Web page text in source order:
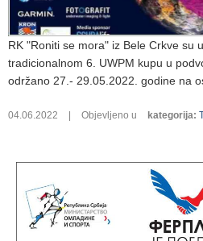
RK "Roniti se mora" iz Bele Crkve su
tradicionalnom 6. UWPM kupu u
održano 27.- 29.05.2022. godine na
04.06.2022 Objevljeno u kategorija: